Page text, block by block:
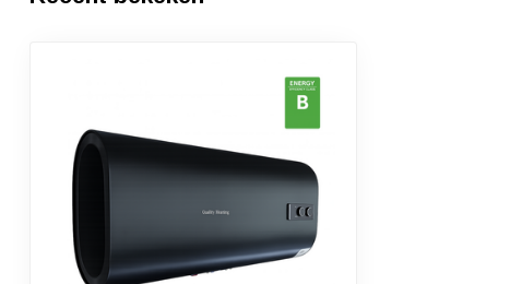
Inlaatcombinatie erbij geleverd
Programmeerbaar
Vermogen instelbaar